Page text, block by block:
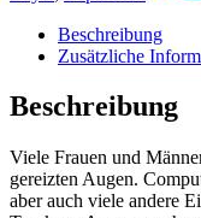
Beschreibung
Zusätzliche
Beschreibung
Viele Frauen und
gereizten Augen.
aber auch viele andere